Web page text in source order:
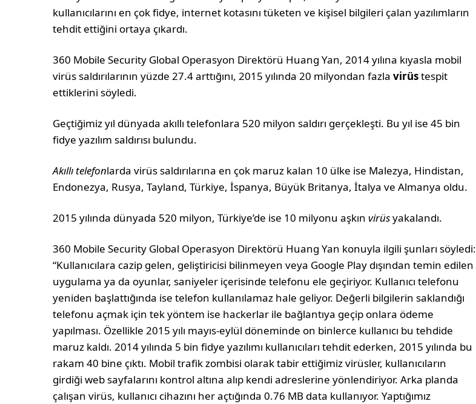
kullanıcılarını en çok fidye, internet kotasını tüketen ve kişisel bilgileri çalan yazılımların
tehdit ettiğini ortaya çıkardı.
360 Mobile Security Global Operasyon Direktörü Huang Yan, 2014 yılına kıyasla mobil
virüs saldırılarının yüzde 27.4 arttığını, 2015 yılında 20 milyondan fazlavirüstespit
ettiklerini söyledi.
Geçtiğimiz yıl dünyada akıllı telefonlara 520 milyon saldırı gerçekleşti. Bu yıl ise 45 bin
fidye yazılım saldırısı bulundu.
Akıllı telefonlarda virüs saldırılarına en çok maruz kalan 10 ülke ise Malezya, Hindistan,
Endonezya, Rusya, Tayland, Türkiye, İspanya, Büyük Britanya, İtalya ve Almanya oldu.
2015 yılında dünyada 520 milyon, Türkiye’de ise 10 milyonu aşkınvirüsyakalandı.
360 Mobile Security Global Operasyon Direktörü Huang Yan konuyla ilgili şunları söyledi:
“Kullanıcılara cazip gelen, geliştiricisi bilinmeyen veya Google Play dışından temin edilen
uygulama ya da oyunlar, saniyeler içerisinde telefonu ele geçiriyor. Kullanıcı telefonu
yeniden başlattığında ise telefon kullanılamaz hale geliyor. Değerli bilgilerin saklandığı
telefonu açmak için tek yöntem ise hackerlar ile bağlantıya geçip onlara ödeme
yapılması. Özellikle 2015 yılı mayıs-eylül döneminde on binlerce kullanıcı bu tehdide
maruz kaldı. 2014 yılında 5 bin fidye yazılımı kullanıcıları tehdit ederken, 2015 yılında bu
rakam 40 bine çıktı. Mobil trafik zombisi olarak tabir ettiğimiz virüsler, kullanıcıların
girdiği web sayfalarını kontrol altına alıp kendi adreslerine yönlendiriyor. Arka planda
çalışan virüs, kullanıcı cihazını her açtığında 0.76 MB data kullanıyor. Yaptığımız